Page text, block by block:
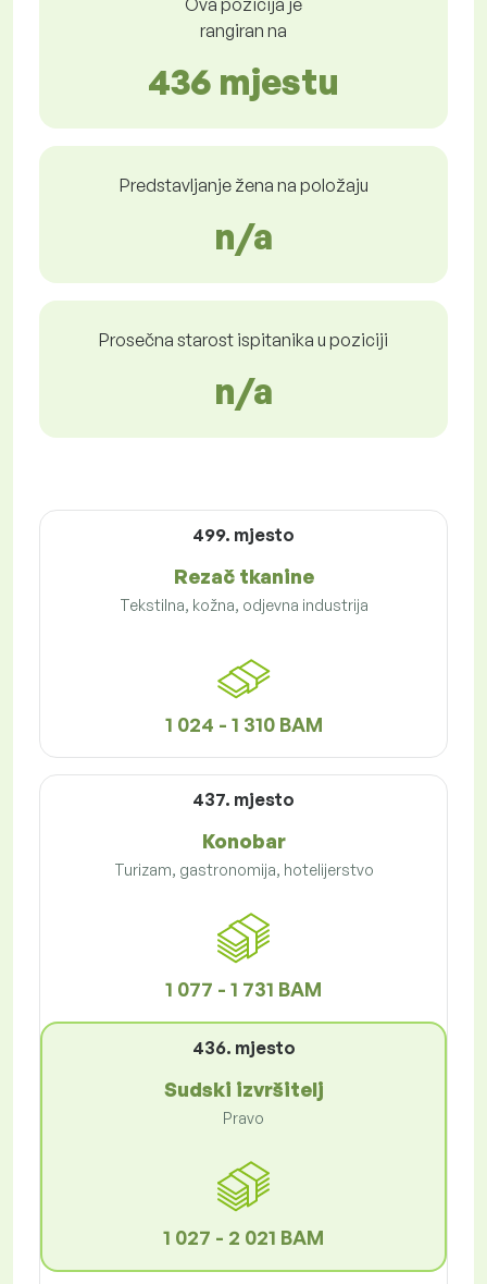
Ova pozicija je
rangiran na
436 mjestu
Predstavljanje žena na položaju
n/a
Prosečna starost ispitanika u poziciji
n/a
499. mjesto
Rezač tkanine
Tekstilna, kožna, odjevna industrija
1 024 - 1 310 BAM
437. mjesto
Konobar
Turizam, gastronomija, hotelijerstvo
1 077 - 1 731 BAM
436. mjesto
Sudski izvršitelj
Pravo
1 027 - 2 021 BAM